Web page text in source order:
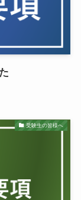
受験生の皆様へ